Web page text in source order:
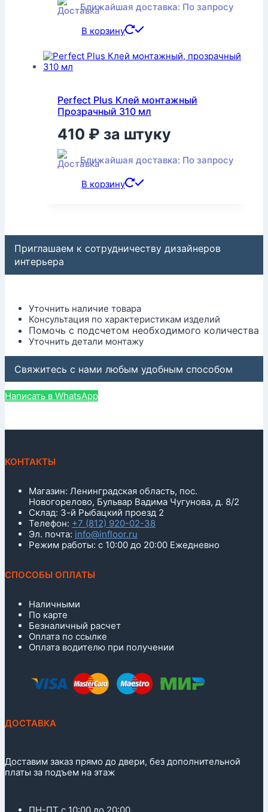
Ближайшая доставка: По запросу
В корзину
Perfect Plus Клей монтажный
Прозрачный 310 мл
410 ₽ за штуку
Ближайшая доставка: По запросу
В корзину
Приглашаем к сотрудничеству дизайнеров
интерьера
Уточнить наличие товара
Консультация по характеристикам изделий
Помочь с подсчетом необходимого количества
Уточнить детали монтажу
Свяжитесь с нами любым удобным способом
Написать в WhatsApp
КОНТАКТЫ
Магазин: Ленинградская область, пос.
Новогорелово, Бульвар Вадима Чугунова, д. 8/2
Склад: 3-й Рыбацкий проезд 2
Телефон: +7 (812) 920-02-38
Эл. почта: info@infloor.ru
Режим работы: с 10:00 до 20:00 Ежедневно
СПОСОБЫ ОПЛАТЫ
Наличными
По карте
Безналичный расчет
Оплата по ссылке
Оплата водителю при получении
ДОСТАВКА
Доставим заказ прямо до двери, без дополнительной
платы за подъем на этаж